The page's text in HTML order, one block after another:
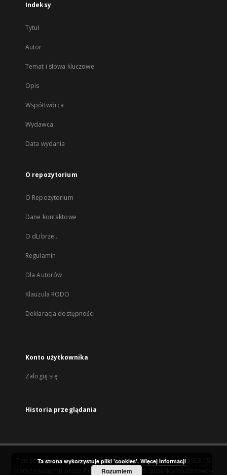
Indeksy
Tytuł
Autor
Temat i słowa kluczowe
Opis
Współtwórca
Wydawca
Data wydania
O repozytorium
O Repozytorium
Dane kontaktowe
O dLibrze...
Regulamin
Dla Autorów
Klauzula RODO
Deklaracja dostępności
Konto użytkownika
Zaloguj się
Historia przeglądania
Ten serwis działa dzięki oprogramowaniuDInGO dLibra 6.3.15
Poznańskie Centrum Superkomputerowo-
Ta strona wykorzystuje pliki 'cookies'. Więcej informacji
Rozumiem